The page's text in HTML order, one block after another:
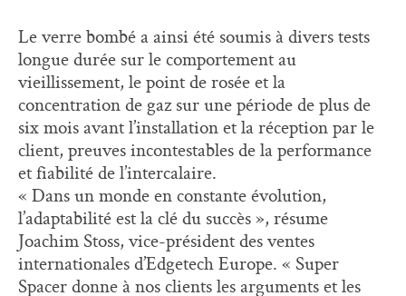
Le verre bombé a ainsi été soumis à divers tests
longue durée sur le comportement au
vieillissement, le point de rosée et la
concentration de gaz sur une période de plus de
six mois avant l’installation et la réception par le
client, preuves incontestables de la performance
et fiabilité de l’intercalaire.
« Dans un monde en constante évolution,
l’adaptabilité est la clé du succès », résume
Joachim Stoss, vice-président des ventes
internationales d’Edgetech Europe. « Super
Spacer donne à nos clients les arguments et les